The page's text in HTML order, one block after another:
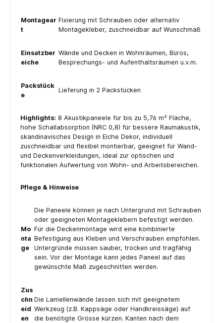
Montagear
t
Fixierung mit Schrauben oder alternativ
Montagekleber, zuschneidbar auf Wunschmaß
Einsatzber
eiche
Wände und Decken in Wohnräumen, Büros,
Besprechungs- und Aufenthaltsräumen u.v.m.
Packstück
e
Lieferung in 2 Packstücken
Highlights: 8 Akustikpaneele für bis zu 5,76 m² Fläche,
hohe Schallabsorption (NRC 0,8) für bessere Raumakustik,
skandinavisches Design in Eiche Dekor, individuell
zuschneidbar und flexibel montierbar, geeignet für Wand-
und Deckenverkleidungen, ideal zur optischen und
funktionalen Aufwertung von Wohn- und Arbeitsbereichen.
Pflege & Hinweise
Mo
nta
ge
Die Paneele können je nach Untergrund mit Schrauben
oder geeigneten Montageklebern befestigt werden.
Für die Deckenmontage wird eine kombinierte
Befestigung aus Kleben und Verschrauben empfohlen.
Untergründe müssen sauber, trocken und tragfähig
sein. Vor der Montage kann jedes Paneel auf das
gewünschte Maß zugeschnitten werden.
Zus
chn
eid
en
Die Lamellenwände lassen sich mit geeignetem
Werkzeug (z.B. Kappsäge oder Handkreissäge) auf
die benötigte Grösse kürzen. Kanten nach dem